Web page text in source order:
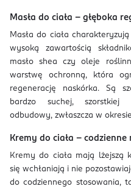
Masła do ciała – głęboka
Masła do ciała
wysoką zawartością
masło shea czy oleje
warstwę ochronną, która
regenerację naskórka. Są
bardzo suchej, szorstkiej
odbudowy, zwłaszcza w
Kremy do ciała –
Kremy do ciała mają lżejszą
się wchłaniają i nie
do codziennego stosowania,